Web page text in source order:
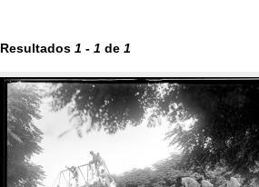
Resultados 1 - 1 de 1